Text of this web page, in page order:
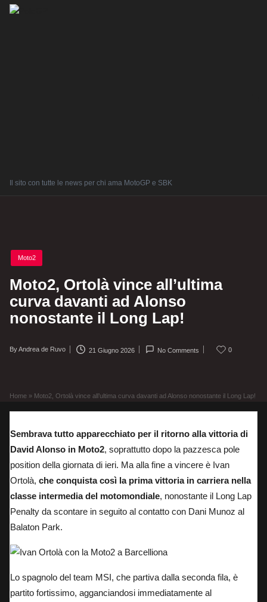
Il sito con tutte le news per chi ama MotoGP e SBK
Posted
in
Moto2
Moto2, Ortolà vince all’ultima
curva davanti ad Alonso
nonostante il Long Lap!
Posted
ByAndrea de Ruvo 21 Giugno 2026 No Comments 0
Home » Moto2, Ortolà vince all’ultima curva davanti ad Alonso nonostante il Long Lap!
Sembrava tutto apparecchiato per il ritorno alla vittoria di
David Alonso in Moto2, soprattutto dopo la pazzesca pole
position della giornata di ieri. Ma alla fine a vincere è Ivan
Ortolà, che conquista così la prima vittoria in carriera nella
classe intermedia del motomondiale, nonostante il Long Lap
Penalty da scontare in seguito al contatto con Dani Munoz al
Balaton Park.
Lo spagnolo del team MSI, che partiva dalla seconda fila, è
partito fortissimo, agganciandosi immediatamente al